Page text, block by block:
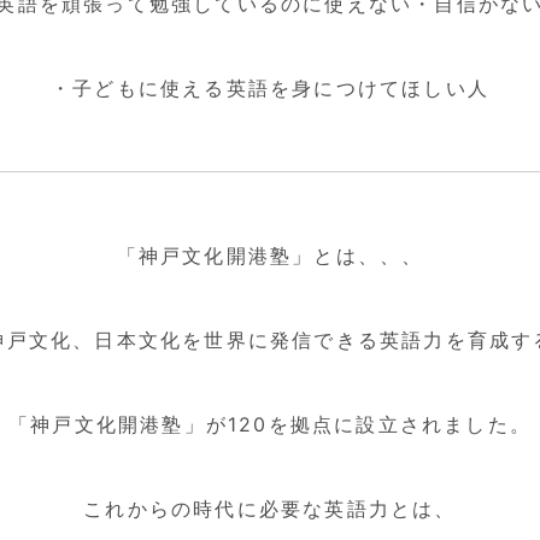
・子どもに使える英語を身につけてほしい人
「神戸文化開港塾」とは、、、
戸文化、日本文化を世界に発信できる英語力を育成す
「神戸文化開港塾」が120を拠点に設立されました。
これからの時代に必要な英語力とは、